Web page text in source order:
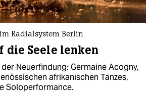
Radialsystem Berlin
die Seele lenken
Neuerfindung: Germaine Acogny,
afrikanischen Tanzes,
Soloperformance.